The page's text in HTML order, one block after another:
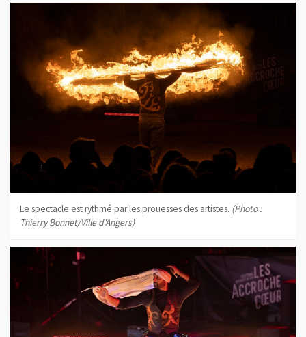
Le spectacle est rythmé par les prouesses des artistes. (Photo :
Thierry Bonnet/Ville d'Angers)